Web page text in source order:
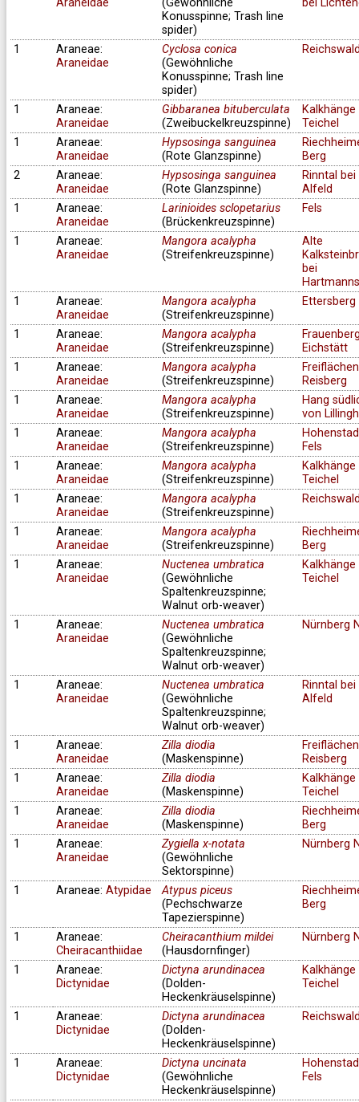
Konusspinne; Trash line
spider)
1
Araneae:
Araneidae
Cyclosa conica
(Gewöhnliche
Konusspinne; Trash line
spider)
1
Araneae:
Araneidae
Gibbaranea bituberculata
(Zweibuckelkreuzspinne)
Kalkhänge
Teichel
1
Araneae:
Araneidae
Hypsosinga sanguinea
(Rote Glanzspinne)
Berg
2
Araneae:
Araneidae
Hypsosinga sanguinea
(Rote Glanzspinne)
Rinntal bei
Alfeld
1
Araneae:
Araneidae
Larinioides sclopetarius
(Brückenkreuzspinne)
Fels
1
Araneae:
Araneidae
Mangora acalypha
(Streifenkreuzspinne)
Alte
bei
1
Araneae:
Araneidae
Mangora acalypha
(Streifenkreuzspinne)
Ettersberg
1
Araneae:
Araneidae
Mangora acalypha
(Streifenkreuzspinne)
Eichstätt
1
Araneae:
Araneidae
Mangora acalypha
(Streifenkreuzspinne)
Reisberg
1
Araneae:
Araneidae
Mangora acalypha
(Streifenkreuzspinne)
Hang
von
1
Araneae:
Araneidae
Mangora acalypha
(Streifenkreuzspinne)
Fels
1
Araneae:
Araneidae
Mangora acalypha
(Streifenkreuzspinne)
Kalkhänge
Teichel
1
Araneae:
Araneidae
Mangora acalypha
(Streifenkreuzspinne)
1
Araneae:
Araneidae
Mangora acalypha
(Streifenkreuzspinne)
Berg
1
Araneae:
Araneidae
Nuctenea umbratica
(Gewöhnliche
Spaltenkreuzspinne;
Walnut orb-weaver)
Kalkhänge
Teichel
1
Araneae:
Araneidae
Nuctenea umbratica
(Gewöhnliche
Spaltenkreuzspinne;
Walnut orb-weaver)
Nürnberg
1
Araneae:
Araneidae
Nuctenea umbratica
(Gewöhnliche
Spaltenkreuzspinne;
Walnut orb-weaver)
Rinntal bei
Alfeld
1
Araneae:
Araneidae
Zilla diodia
(Maskenspinne)
Reisberg
1
Araneae:
Araneidae
Zilla diodia
(Maskenspinne)
Kalkhänge
Teichel
1
Araneae:
Araneidae
Zilla diodia
(Maskenspinne)
Berg
1
Araneae:
Araneidae
Zygiella x-notata
(Gewöhnliche
Sektorspinne)
Nürnberg
1 Araneae: Atypidae
Atypus piceus
(Pechschwarze
Tapezierspinne)
Berg
1
Araneae:
Cheiracanthiidae
Cheiracanthium mildei
(Hausdornfinger)
Nürnberg
1
Araneae:
Dictynidae
Dictyna arundinacea
(Dolden-
Heckenkräuselspinne)
Kalkhänge
Teichel
1
Araneae:
Dictynidae
Dictyna arundinacea
(Dolden-
Heckenkräuselspinne)
1
Araneae:
Dictynidae
Dictyna uncinata
(Gewöhnliche
Heckenkräuselspinne)
Fels